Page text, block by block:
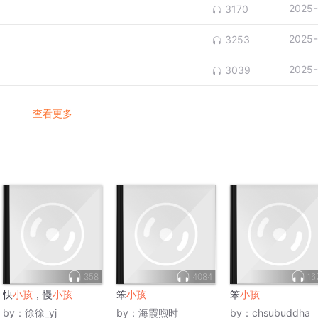
3170
3253
3039
查看更多
358
快小孩 ，慢小孩
by： 徐徐_yj
4084
笨小孩
by： 海霞煦时
笨小孩
by： chsubuddha